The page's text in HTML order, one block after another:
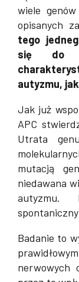
wiele
opisanych
tego
się do
autyzmu,
Jak już
APC
Utrata
mutacją
niedawana
autyzmu.
Badanie to
nerwowych